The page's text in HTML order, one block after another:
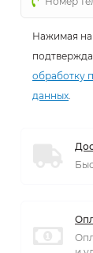
Нажимая на
обработку
данных.